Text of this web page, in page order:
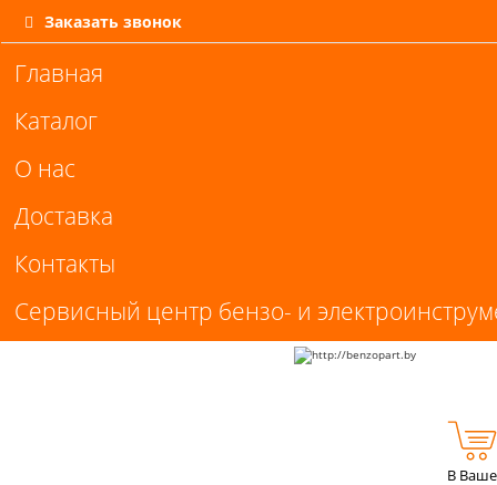
Заказать звонок
Главная
Каталог
О нас
Доставка
Контакты
Сервисный центр бензо- и
В